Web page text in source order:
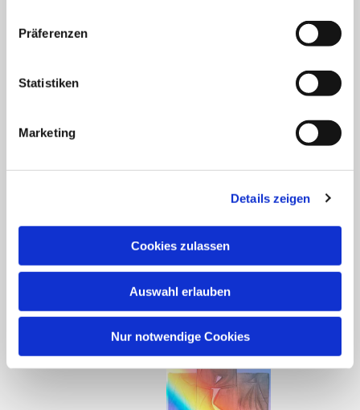
Präferenzen
Statistiken
Marketing
Details zeigen
Cookies zulassen
Auswahl erlauben
Nur notwendige Cookies
05254-647645
dienstags: 09:00 - 12:00 Uhr
Gemeindekonzeption